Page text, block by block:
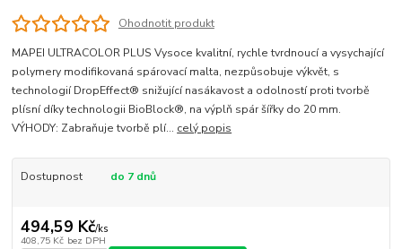
Ohodnotit produkt
MAPEI ULTRACOLOR PLUS Vysoce kvalitní, rychle tvrdnoucí a vysychající
polymery modifikovaná spárovací malta, nezpůsobuje výkvět, s
technologií DropEffect® snižující nasákavost a odolností proti tvorbě
plísní díky technologii BioBlock®, na výplň spár šířky do 20 mm.
VÝHODY: Zabraňuje tvorbě plí... celý popis
Dostupnost do 7 dnů
494,59 Kč/ks
408,75 Kč bez DPH